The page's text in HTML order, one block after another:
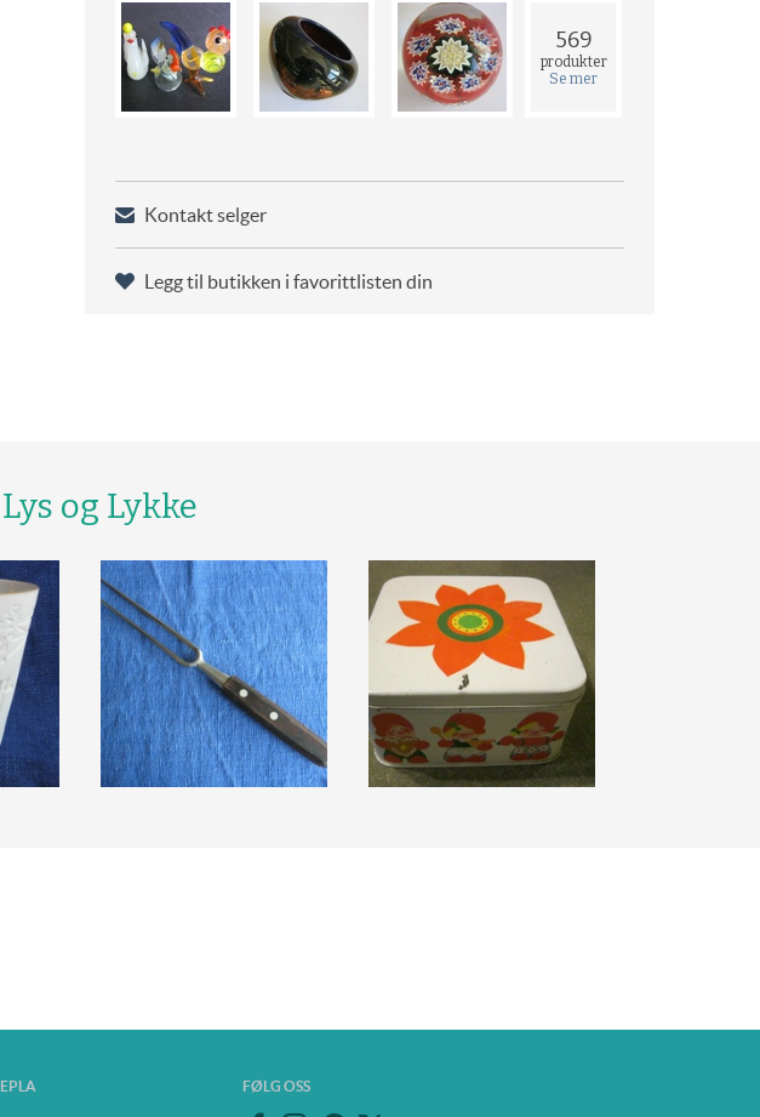
569
produkter
Se mer
Kontakt selger
Legg til butikken i favorittlisten din
Lys og Lykke
EPLA FØLG OSS